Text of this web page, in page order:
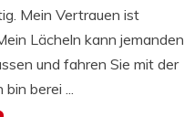
Mein Vertrauen ist
Lächeln kann jemanden
und fahren Sie mit der
berei ...